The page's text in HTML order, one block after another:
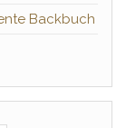
Backbuch